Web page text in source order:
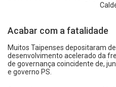
Acabar com a fatalidade
Muitos Taipenses depositaram
desenvolvimento acelerado da
de governança coincidente de,
e governo PS.